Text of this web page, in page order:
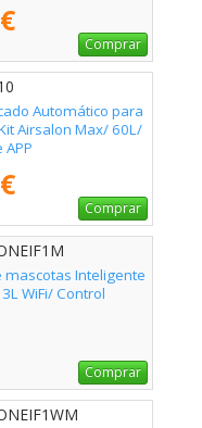
Comprar
Automático para
Airsalon Max/ 60L/
Comprar
Inteligente
WiFi/ Control
Comprar